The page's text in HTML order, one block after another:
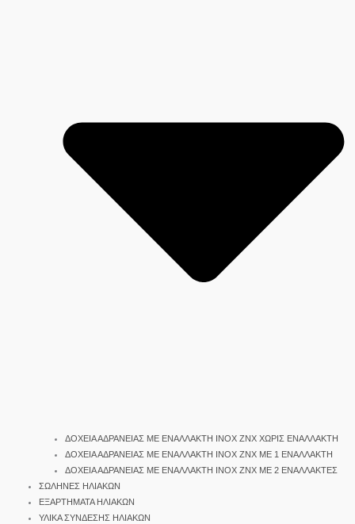
ΔΟΧΕΙΑ ΑΔΡΑΝΕΙΑΣ ΜΕ ΕΝΑΛΛΑΚΤΗ INOX ΖΝΧ ΧΩΡΙΣ ΕΝΑΛΛΑΚΤΗ
ΔΟΧΕΙΑ ΑΔΡΑΝΕΙΑΣ ΜΕ ΕΝΑΛΛΑΚΤΗ INOX ΖΝΧ ΜΕ 1 ΕΝΑΛΛΑΚΤΗ
ΔΟΧΕΙΑ ΑΔΡΑΝΕΙΑΣ ΜΕ ΕΝΑΛΛΑΚΤΗ INOX ΖΝΧ ΜΕ 2 ΕΝΑΛΛΑΚΤΕΣ
ΣΩΛΗΝΕΣ ΗΛΙΑΚΩΝ
ΕΞΑΡΤΗΜΑΤΑ ΗΛΙΑΚΩΝ
ΥΛΙΚΑ ΣΥΝΔΕΣΗΣ ΗΛΙΑΚΩΝ